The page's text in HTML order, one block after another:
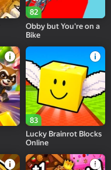
82
Obby but You're on a
Bike
83
Lucky Brainrot Blocks
Online